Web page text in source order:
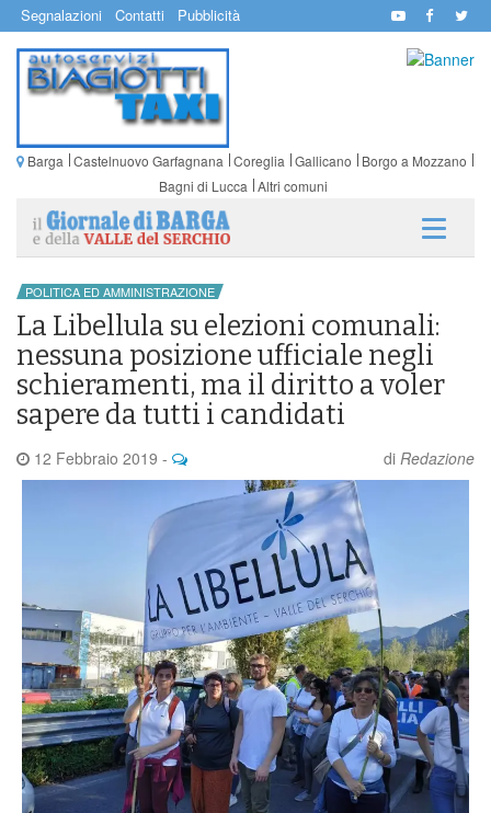
Segnalazioni Contatti Pubblicità
Barga Castelnuovo Garfagnana Coreglia Gallicano
Borgo a Mozzano
Bagni di Lucca Altri comuni
POLITICA ED AMMINISTRAZIONE
La Libellula su elezioni comunali:
nessuna posizione ufficiale negli
schieramenti, ma il diritto a voler
sapere da tutti i candidati
12 Febbraio 2019 - di Redazione